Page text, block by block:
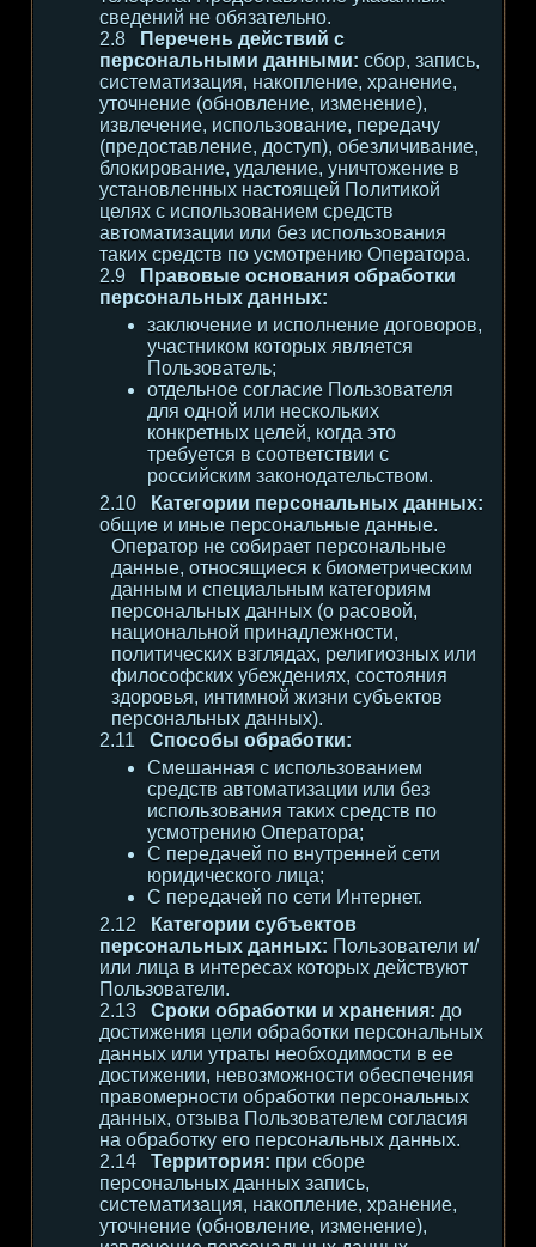
сведений не обязательно.
Перечень действий с
персональными данными: сбор, запись,
систематизация, накопление, хранение,
уточнение (обновление, изменение),
извлечение, использование, передачу
(предоставление, доступ), обезличивание,
блокирование, удаление, уничтожение в
установленных настоящей Политикой
целях с использованием средств
автоматизации или без использования
таких средств по усмотрению Оператора.
Правовые основания обработки
персональных данных:
заключение и исполнение договоров,
участником которых является
Пользователь;
отдельное согласие Пользователя
для одной или нескольких
конкретных целей, когда это
требуется в соответствии с
российским законодательством.
Категории персональных данных:
общие и иные персональные данные.
Оператор не собирает персональные
данные, относящиеся к биометрическим
данным и специальным категориям
персональных данных (о расовой,
национальной принадлежности,
политических взглядах, религиозных или
философских убеждениях, состояния
здоровья, интимной жизни субъектов
персональных данных).
Способы обработки:
Смешанная с использованием
средств автоматизации или без
использования таких средств по
усмотрению Оператора;
С передачей по внутренней сети
юридического лица;
С передачей по сети Интернет.
Категории субъектов
персональных данных: Пользователи и/
или лица в интересах которых действуют
Пользователи.
Сроки обработки и хранения: до
достижения цели обработки персональных
данных или утраты необходимости в ее
достижении, невозможности обеспечения
правомерности обработки персональных
данных, отзыва Пользователем согласия
на обработку его персональных данных.
Территория: при сборе
персональных данных запись,
систематизация, накопление, хранение,
уточнение (обновление, изменение),